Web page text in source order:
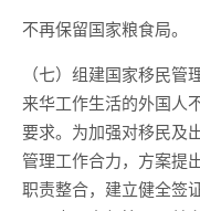
不再保留国家粮食局。
（七）组建国家移民管
来华工作生活的外国人
要求。为加强对移民及
管理工作合力，方案提
职责整合，建立健全签